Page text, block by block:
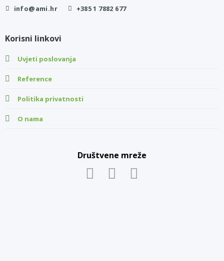
info@ami.hr +385 1 7882 677
Korisni linkovi
Uvjeti poslovanja
Reference
Politika privatnosti
O nama
Društvene mreže